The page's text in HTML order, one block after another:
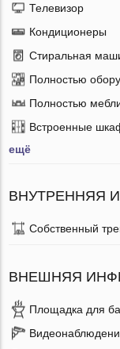
Телевизор
Кондиционеры
Стиральная
Полностью
Полностью
Встроенные
ещё
ВНУТРЕННЯЯ
Собственный
ВНЕШНЯЯ
Площадка для